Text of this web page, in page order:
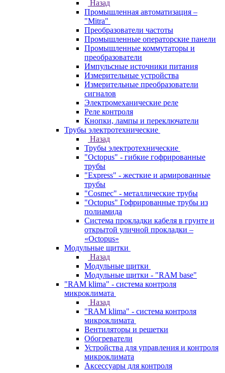
Назад
Промышленная автоматизация –
"Mitra"
Преобразователи частоты
Промышленные операторские панели
Промышленные коммутаторы и
преобразователи
Импульсные источники питания
Измерительные устройства
Измерительные преобразователи
сигналов
Электромеханические реле
Реле контроля
Кнопки, лампы и переключатели
Трубы электротехнические
Назад
Трубы электротехнические
"Octopus" - гибкие гофрированные
трубы
"Express" - жесткие и армированные
трубы
"Cosmec" - металлические трубы
"Octopus" Гофрированные трубы из
полиамида
Система прокладки кабеля в грунте и
открытой уличной прокладки –
«Octopus»
Модульные щитки
Назад
Модульные щитки
Модульные щитки - "RAM base"
"RAM klima" - система контроля
микроклимата
Назад
"RAM klima" - система контроля
микроклимата
Вентиляторы и решетки
Обогреватели
Устройства для управления и контроля
микроклимата
Аксессуары для контроля